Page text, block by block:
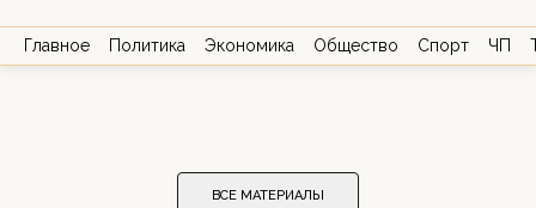
Главное Политика Экономика Общество Спорт ЧП
ВСЕ МАТЕРИАЛЫ